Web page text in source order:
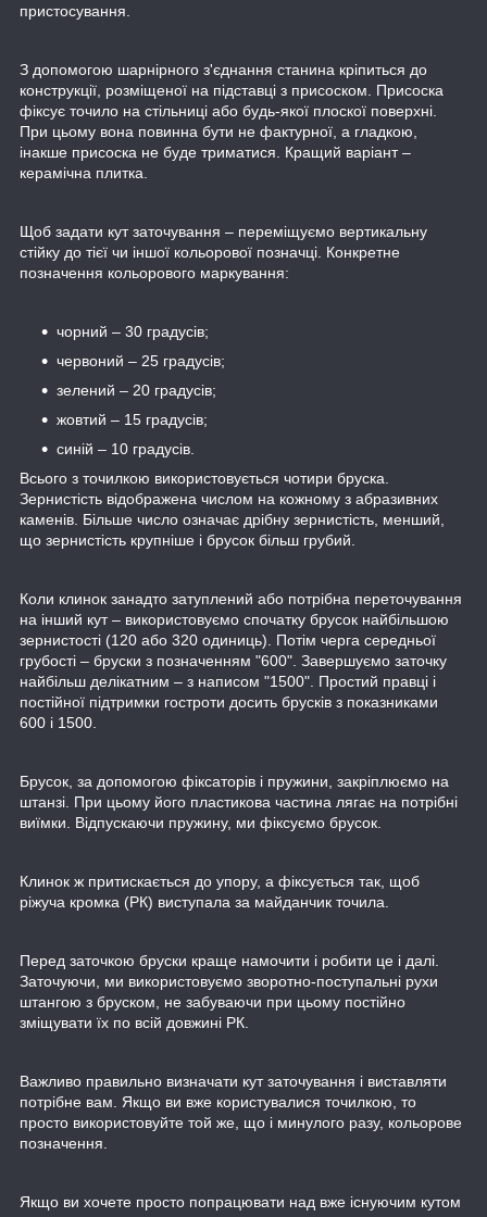
пристосування.
З допомогою шарнірного з'єднання станина кріпиться до
конструкції, розміщеної на підставці з присоском. Присоска
фіксує точило на стільниці або будь-якої плоскої поверхні.
При цьому вона повинна бути не фактурної, а гладкою,
інакше присоска не буде триматися. Кращий варіант –
керамічна плитка.
Щоб задати кут заточування – переміщуємо вертикальну
стійку до тієї чи іншої кольорової позначці. Конкретне
позначення кольорового маркування:
чорний – 30 градусів;
червоний – 25 градусів;
зелений – 20 градусів;
жовтий – 15 градусів;
синій – 10 градусів.
Всього з точилкою використовується чотири бруска.
Зернистість відображена числом на кожному з абразивних
каменів. Більше число означає дрібну зернистість, менший,
що зернистість крупніше і брусок більш грубий.
Коли клинок занадто затуплений або потрібна переточування
на інший кут – використовуємо спочатку брусок найбільшою
зернистості (120 або 320 одиниць). Потім черга середньої
грубості – бруски з позначенням "600". Завершуємо заточку
найбільш делікатним – з написом "1500". Простий правці і
постійної підтримки гостроти досить брусків з показниками
600 і 1500.
Брусок, за допомогою фіксаторів і пружини, закріплюємо на
штанзі. При цьому його пластикова частина лягає на потрібні
виїмки. Відпускаючи пружину, ми фіксуємо брусок.
Клинок ж притискається до упору, а фіксується так, щоб
ріжуча кромка (РК) виступала за майданчик точила.
Перед заточкою бруски краще намочити і робити це і далі.
Заточуючи, ми використовуємо зворотно-поступальні рухи
штангою з бруском, не забуваючи при цьому постійно
зміщувати їх по всій довжині РК.
Важливо правильно визначати кут заточування і виставляти
потрібне вам. Якщо ви вже користувалися точилкою, то
просто використовуйте той же, що і минулого разу, кольорове
позначення.
Якщо ви хочете просто попрацювати над вже існуючим кутом